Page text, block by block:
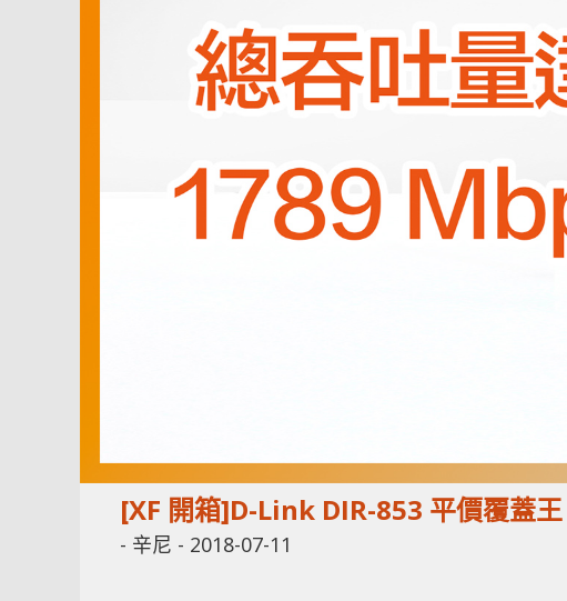
[XF 開箱]D-Link DIR-853 平價覆蓋
- 辛尼 - 2018-07-11